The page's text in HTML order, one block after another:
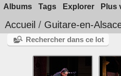
Albums Tags Explorer Plus
Accueil / Guitare-en-
Rechercher dans ce lot